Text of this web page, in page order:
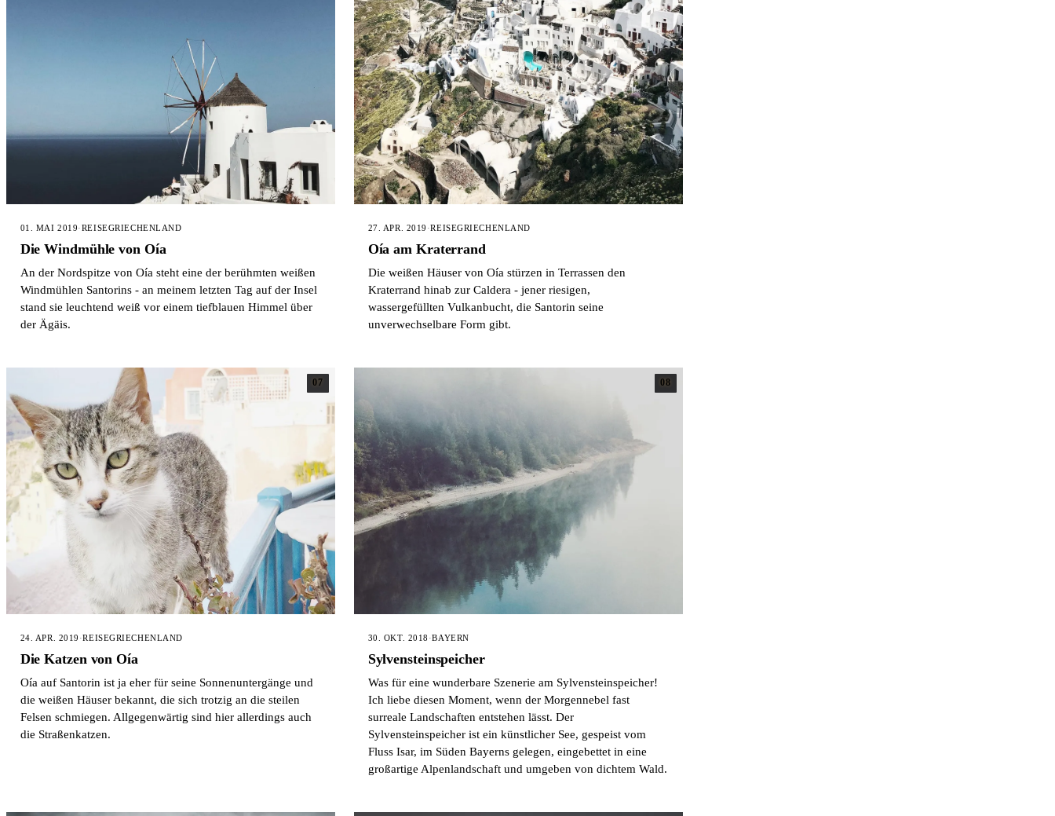
01. MAI 2019·REISEGRIECHENLAND
Die Windmühle von Oía
An der Nordspitze von Oía steht eine der berühmten weißen
Windmühlen Santorins - an meinem letzten Tag auf der Insel
stand sie leuchtend weiß vor einem tiefblauen Himmel über
der Ägäis.
27. APR. 2019 ·REISEGRIECHENLAND
Oía am Kraterrand
Die weißen Häuser von Oía stürzen in Terrassen den
Kraterrand hinab zur Caldera - jener riesigen,
wassergefüllten Vulkanbucht, die Santorin seine
unverwechselbare Form gibt.
07
24. APR. 2019 ·REISEGRIECHENLAND
Die Katzen von Oía
Oía auf Santorin ist ja eher für seine Sonnenuntergänge und
die weißen Häuser bekannt, die sich trotzig an die steilen
Felsen schmiegen. Allgegenwärtig sind hier allerdings auch
die Straßenkatzen.
08
30. OKT. 2018 ·BAYERN
Sylvensteinspeicher
Was für eine wunderbare Szenerie am Sylvensteinspeicher!
Ich liebe diesen Moment, wenn der Morgennebel fast
surreale Landschaften entstehen lässt. Der
Sylvensteinspeicher ist ein künstlicher See, gespeist vom
Fluss Isar, im Süden Bayerns gelegen, eingebettet in eine
großartige Alpenlandschaft und umgeben von dichtem Wald.